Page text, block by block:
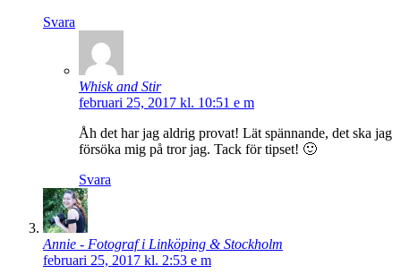
Svara
Whisk and Stir
februari 25, 2017 kl. 10:51 e m
Åh det har jag aldrig provat! Lät spännande, det ska jag
försöka mig på tror jag. Tack för tipset! 🙂
Svara
Annie - Fotograf i Linköping & Stockholm
februari 25, 2017 kl. 2:53 e m